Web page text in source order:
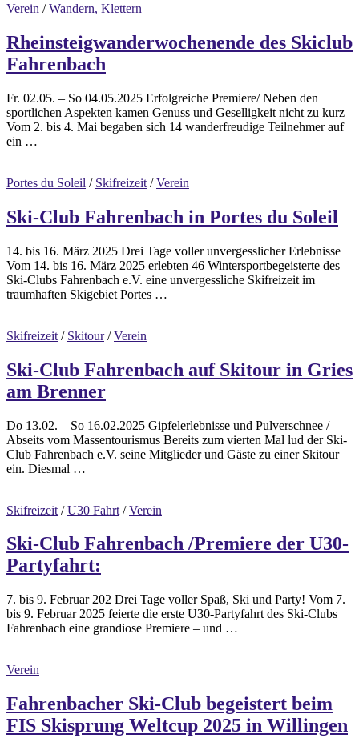
Verein /Wandern, Klettern
Rheinsteigwanderwochenende des Skiclub
Fahrenbach
Fr. 02.05. – So 04.05.2025 Erfolgreiche Premiere/ Neben den
sportlichen Aspekten kamen Genuss und Geselligkeit nicht zu kurz
Vom 2. bis 4. Mai begaben sich 14 wanderfreudige Teilnehmer auf
ein …
Portes du Soleil / Skifreizeit /Verein
Ski-Club Fahrenbach in Portes du Soleil
14. bis 16. März 2025 Drei Tage voller unvergesslicher Erlebnisse
Vom 14. bis 16. März 2025 erlebten 46 Wintersportbegeisterte des
Ski-Clubs Fahrenbach e.V. eine unvergessliche Skifreizeit im
traumhaften Skigebiet Portes …
Skifreizeit / Skitour/Verein
Ski-Club Fahrenbach auf Skitour in Gries
am Brenner
Do 13.02. – So 16.02.2025 Gipfelerlebnisse und Pulverschnee /
Abseits vom Massentourismus Bereits zum vierten Mal lud der Ski-
Club Fahrenbach e.V. seine Mitglieder und Gäste zu einer Skitour
ein. Diesmal …
Skifreizeit /U30 Fahrt /Verein
Ski-Club Fahrenbach /Premiere der U30-
Partyfahrt:
7. bis 9. Februar 202 Drei Tage voller Spaß, Ski und Party! Vom 7.
bis 9. Februar 2025 feierte die erste U30-Partyfahrt des Ski-Clubs
Fahrenbach eine grandiose Premiere – und …
Verein
Fahrenbacher Ski-Club begeistert beim
FIS Skisprung Weltcup 2025 in Willingen